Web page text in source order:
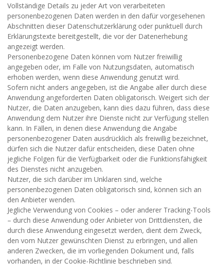
Vollständige Details zu jeder Art von verarbeiteten
personenbezogenen Daten werden in den dafür vorgesehenen
Abschnitten dieser Datenschutzerklärung oder punktuell durch
Erklärungstexte bereitgestellt, die vor der Datenerhebung
angezeigt werden.
Personenbezogene Daten können vom Nutzer freiwillig
angegeben oder, im Falle von Nutzungsdaten, automatisch
erhoben werden, wenn diese Anwendung genutzt wird.
Sofern nicht anders angegeben, ist die Angabe aller durch diese
Anwendung angeforderten Daten obligatorisch. Weigert sich der
Nutzer, die Daten anzugeben, kann dies dazu führen, dass diese
Anwendung dem Nutzer ihre Dienste nicht zur Verfügung stellen
kann. In Fällen, in denen diese Anwendung die Angabe
personenbezogener Daten ausdrücklich als freiwillig bezeichnet,
dürfen sich die Nutzer dafür entscheiden, diese Daten ohne
jegliche Folgen für die Verfügbarkeit oder die Funktionsfähigkeit
des Dienstes nicht anzugeben.
Nutzer, die sich darüber im Unklaren sind, welche
personenbezogenen Daten obligatorisch sind, können sich an
den Anbieter wenden.
Jegliche Verwendung von Cookies – oder anderer Tracking-Tools
– durch diese Anwendung oder Anbieter von Drittdiensten, die
durch diese Anwendung eingesetzt werden, dient dem Zweck,
den vom Nutzer gewünschten Dienst zu erbringen, und allen
anderen Zwecken, die im vorliegenden Dokument und, falls
vorhanden, in der Cookie-Richtlinie beschrieben sind.